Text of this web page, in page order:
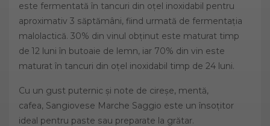
este fermentată în tancuri din oțel inoxidabil pentru
aproximativ 3 săptămâni, fiind urmată de fermentația
malolactică. 30% din vinul obținut este maturat timp
de 12 luni în butoaie de lemn, iar 70% din vin este
maturat în tancuri din oțel inoxidabil timp de 24 luni.
Cu un gust puternic și note de cireșe, mentă,
cafea, Sangiovese Marche Saggio este un însoțitor
ideal pentru paste sau preparate la grătar.